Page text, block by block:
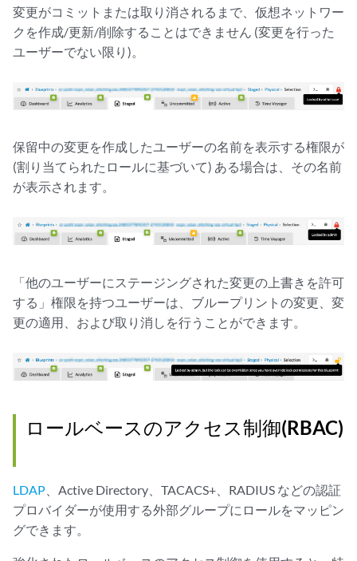
変更がコミットまたは取り消されるまで、仮想ネットワー
クを作成/更新/削除することはできません (変更を行った
ユーザーでない限り)。
保留中の変更を作成したユーザーの名前を表示する権限が
(割り当てられたロールに基づいて) ある場合は、その名前
が表示されます。
「他のユーザーにステージングされた変更の上書きを許可
する」権限を持つユーザーは、ブループリントの変更、変
更の適用、および取り消しを行うことができます。
ロールベースのアクセス制御(RBAC)
LDAP 、Active Directory、TACACS+、RADIUS などの認証
プロバイダーが使用する外部グループにロールをマッピン
グできます。